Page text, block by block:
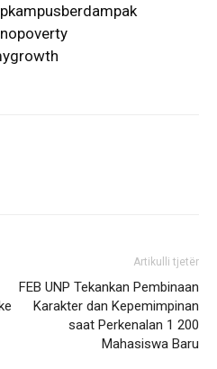
Artikulli tjetër
FEB UNP Tekankan Pembinaan
Karakter dan Kepemimpinan
saat Perkenalan 1 200
Mahasiswa Baru